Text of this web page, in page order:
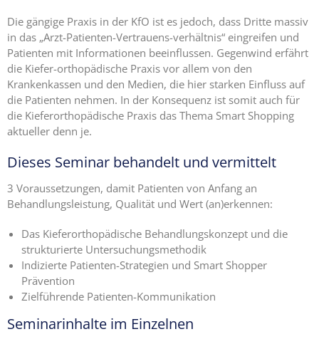
Die gängige Praxis in der KfO ist es jedoch, dass Dritte massiv
in das „Arzt-Patienten-Vertrauens-verhältnis“ eingreifen und
Patienten mit Informationen beeinflussen. Gegenwind erfährt
die Kiefer-orthopädische Praxis vor allem von den
Krankenkassen und den Medien, die hier starken Einfluss auf
die Patienten nehmen. In der Konsequenz ist somit auch für
die Kieferorthopädische Praxis das Thema Smart Shopping
aktueller denn je.
Dieses Seminar behandelt und vermittelt
3 Voraussetzungen, damit Patienten von Anfang an
Behandlungsleistung, Qualität und Wert (an)erkennen:
Das Kieferorthopädische Behandlungskonzept und die
strukturierte Untersuchungsmethodik
Indizierte Patienten-Strategien und Smart Shopper
Prävention
Zielführende Patienten-Kommunikation
Seminarinhalte im Einzelnen
Personal-
Management
Ängste,
Blockaden
und
Widerstände
angestellter
im Z-MVZ
Seminare
Blog
Kontakt